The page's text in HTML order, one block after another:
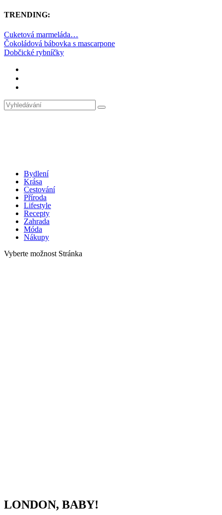
TRENDING:
Cuketová marmeláda…
Čokoládová bábovka s mascarpone
Dobčické rybníčky
Bydlení
Krása
Cestování
Příroda
Lifestyle
Recepty
Zahrada
Móda
Nákupy
Vyberte možnost Stránka
LONDON, BABY!